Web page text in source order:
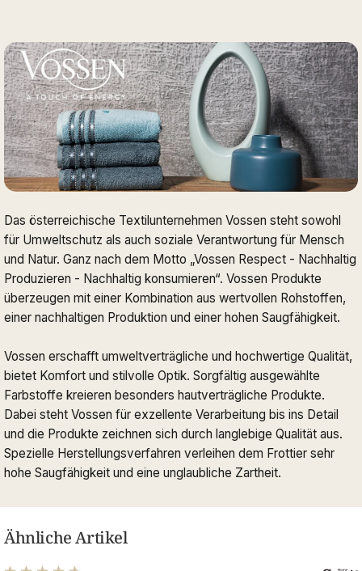
Das österreichische Textilunternehmen Vossen steht sowohl
für Umweltschutz als auch soziale Verantwortung für Mensch
und Natur. Ganz nach dem Motto „Vossen Respect - Nachhaltig
Produzieren - Nachhaltig konsumieren“. Vossen Produkte
überzeugen mit einer Kombination aus wertvollen Rohstoffen,
einer nachhaltigen Produktion und einer hohen Saugfähigkeit.
Vossen erschafft umweltverträgliche und hochwertige Qualität,
bietet Komfort und stilvolle Optik. Sorgfältig ausgewählte
Farbstoffe kreieren besonders hautverträgliche Produkte.
Dabei steht Vossen für exzellente Verarbeitung bis ins Detail
und die Produkte zeichnen sich durch langlebige Qualität aus.
Spezielle Herstellungsverfahren verleihen dem Frottier sehr
hohe Saugfähigkeit und eine unglaubliche Zartheit.
Ähnliche Artikel